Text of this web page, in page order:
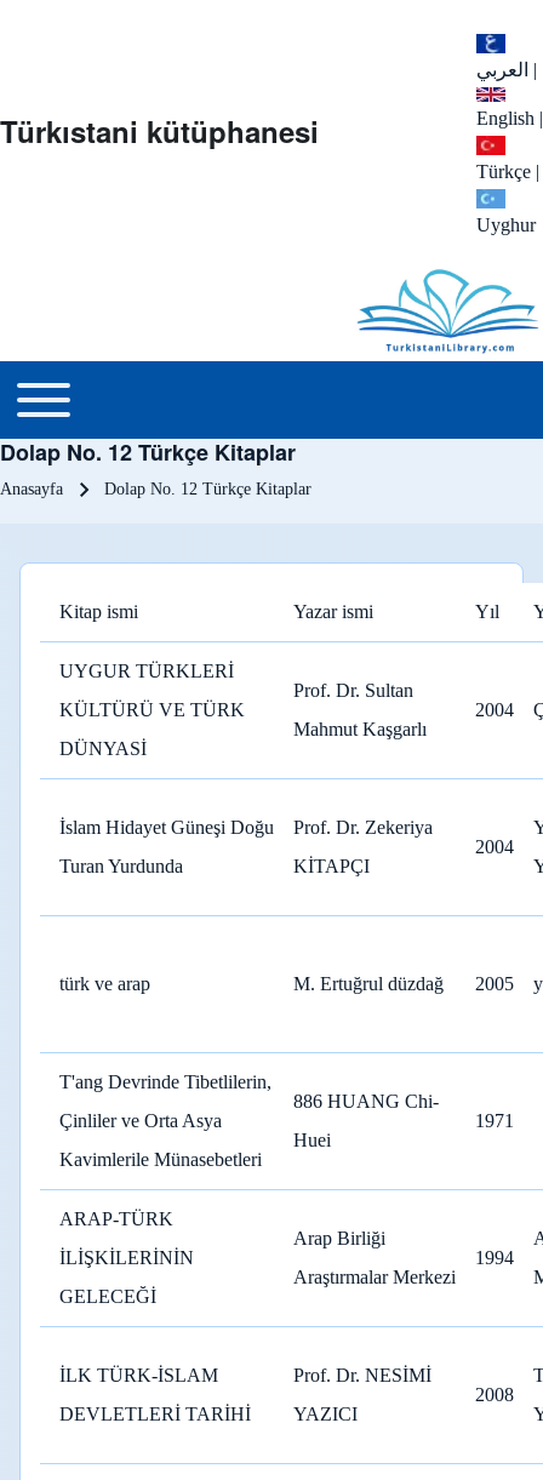
العربي |
English |
Türkçe |
Uyghur
Türkıstani kütüphanesi
menu_tr
Toggle main menu
Dolap No. 12 Türkçe Kitaplar
Sayfa yolu
Anasayfa Dolap No. 12 Türkçe Kitaplar
Kitap ismi Yazar ismi Yıl
UYGUR TÜRKLERİ
KÜLTÜRÜ VE TÜRK
DÜNYASİ
Prof. Dr. Sultan
Mahmut Kaşgarlı
2004
İslam Hidayet Güneşi Doğu
Turan Yurdunda
Prof. Dr. Zekeriya
KİTAPÇI
2004
türk ve arap M. Ertuğrul düzdağ 2005
T'ang Devrinde Tibetlilerin,
Çinliler ve Orta Asya
Kavimlerile Münasebetleri
886 HUANG Chi-
Huei
1971
ARAP-TÜRK
İLİŞKİLERİNİN
GELECEĞİ
Arap Birliği
Araştırmalar Merkezi
1994
İLK TÜRK-İSLAM
DEVLETLERİ TARİHİ
Prof. Dr. NESİMİ
YAZICI
2008